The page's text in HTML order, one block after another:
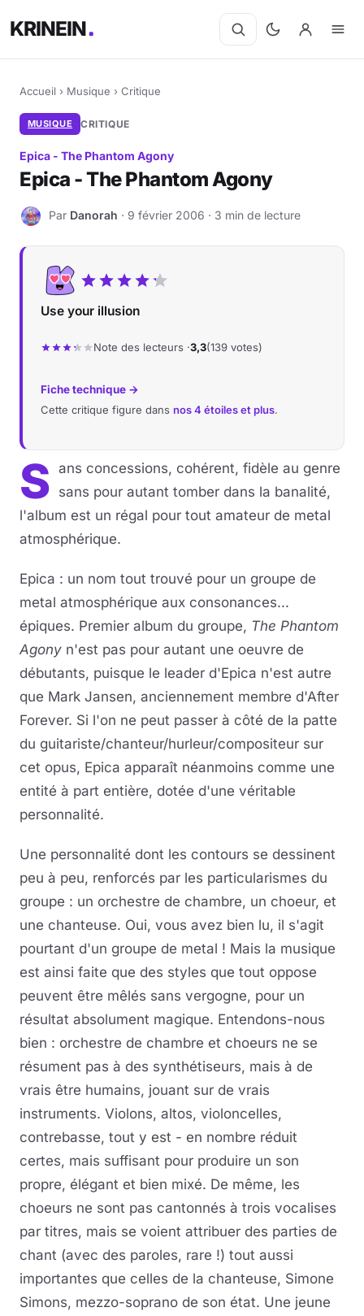
KRINEIN
Accueil › Musique › Critique
MUSIQUE CRITIQUE
Epica - The Phantom Agony
Epica - The Phantom Agony
D Par Danorah · 9 février 2006 · 3 min de lecture
Use your illusion
Note des lecteurs ·3,3(139 votes)
Fiche technique →
Cette critique figure dans nos 4 étoiles et plus.
S ans concessions, cohérent, fidèle au genre
sans pour autant tomber dans la banalité,
l'album est un régal pour tout amateur de metal
atmosphérique.
Epica : un nom tout trouvé pour un groupe de
metal atmosphérique aux consonances...
épiques. Premier album du groupe, The Phantom
Agony n'est pas pour autant une oeuvre de
débutants, puisque le leader d'Epica n'est autre
que Mark Jansen, anciennement membre d'After
Forever. Si l'on ne peut passer à côté de la patte
du guitariste/chanteur/hurleur/compositeur sur
cet opus, Epica apparaît néanmoins comme une
entité à part entière, dotée d'une véritable
personnalité.
Une personnalité dont les contours se dessinent
peu à peu, renforcés par les particularismes du
groupe : un orchestre de chambre, un choeur, et
une chanteuse. Oui, vous avez bien lu, il s'agit
pourtant d'un groupe de metal ! Mais la musique
est ainsi faite que des styles que tout oppose
peuvent être mêlés sans vergogne, pour un
résultat absolument magique. Entendons-nous
bien : orchestre de chambre et choeurs ne se
résument pas à des synthétiseurs, mais à de
vrais être humains, jouant sur de vrais
instruments. Violons, altos, violoncelles,
contrebasse, tout y est - en nombre réduit
certes, mais suffisant pour produire un son
propre, élégant et bien mixé. De même, les
choeurs ne sont pas cantonnés à trois vocalises
par titres, mais se voient attribuer des parties de
chant (avec des paroles, rare !) tout aussi
importantes que celles de la chanteuse, Simone
Simons, mezzo-soprano de son état. Une jeune